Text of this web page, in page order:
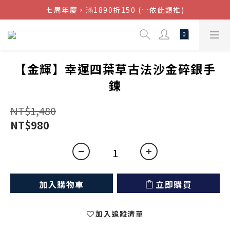
結帳金額滿$1080超取免運
七周年慶，滿1890折150 (…依此類推)
點我加入官方LINE帳號，獲得50元現金券
【金輝】幸運四葉草古法沙金碎銀手
鍊
NT$1,480
NT$980
加入購物車 立即購買
加入追蹤清單